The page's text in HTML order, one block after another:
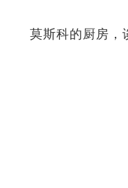
莫斯科的厨房，谈